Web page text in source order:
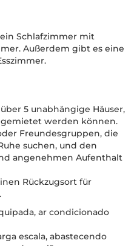
Schlafzimmer mit
Außerdem gibt es eine
5 unabhängige Häuser,
werden können.
Freundesgruppen, die
suchen, und den
angenehmen Aufenthalt
Rückzugsort für
ar condicionado
escala, abastecendo